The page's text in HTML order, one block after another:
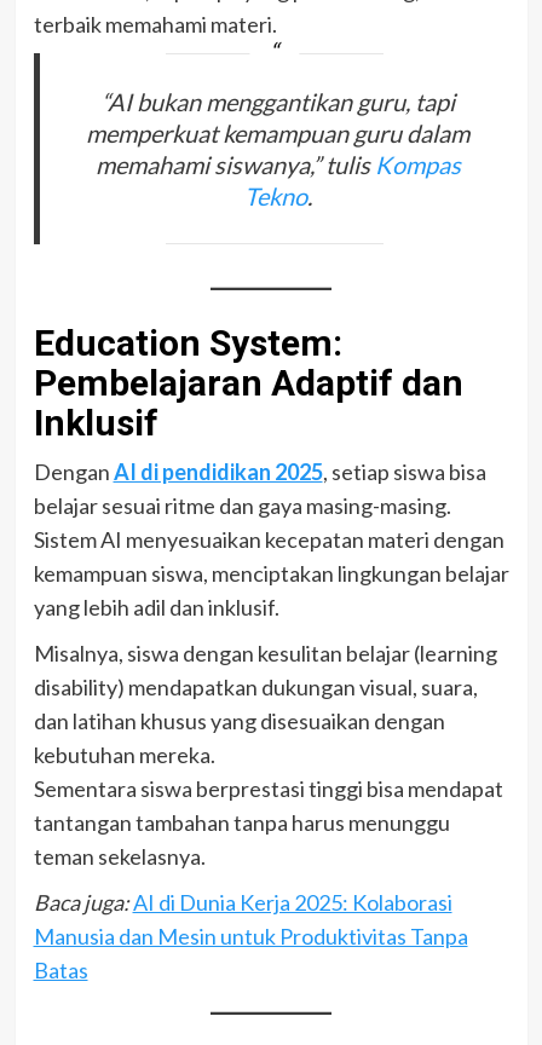
terbaik memahami materi.
“AI bukan menggantikan guru, tapi
memperkuat kemampuan guru dalam
memahami siswanya,” tulis Kompas
Tekno.
Education System:
Pembelajaran Adaptif dan
Inklusif
DenganAI di pendidikan 2025, setiap siswa bisa
belajar sesuai ritme dan gaya masing-masing.
Sistem AI menyesuaikan kecepatan materi dengan
kemampuan siswa, menciptakan lingkungan belajar
yang lebih adil dan inklusif.
Misalnya, siswa dengan kesulitan belajar (learning
disability) mendapatkan dukungan visual, suara,
dan latihan khusus yang disesuaikan dengan
kebutuhan mereka.
Sementara siswa berprestasi tinggi bisa mendapat
tantangan tambahan tanpa harus menunggu
teman sekelasnya.
Baca juga:AI di Dunia Kerja 2025: Kolaborasi
Manusia dan Mesin untuk Produktivitas Tanpa
Batas